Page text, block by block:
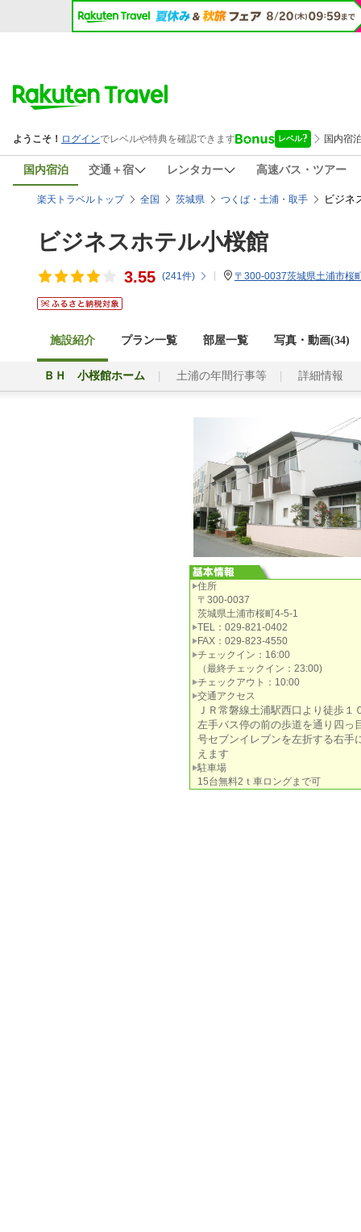
国内宿泊 交通＋宿 レンタカー 高速バス・ツアー
楽天トラベルトップ 全国 茨城県 つくば・土浦・取手 ビジネ
ビジネスホテル小桜館
3.55 (241件) 〒300-0037茨城県土浦市
施設紹介 プラン一覧 部屋一覧 写真・動画(34)
ＢＨ 小桜館ホーム 土浦の年間行事等 詳細情報
住所
〒300-0037
茨城県土浦市桜町4-5-1
TEL：029-821-0402
FAX：029-823-4550
チェックイン：16:00
（最終チェックイン：23:00)
チェックアウト：10:00
交通アクセス
ＪＲ常磐線土浦駅西口より徒歩１
左手バス停の前の歩道を通り四っ
号セブンイレブンを左折する右手
えます
駐車場
15台無料2ｔ車ロングまで可